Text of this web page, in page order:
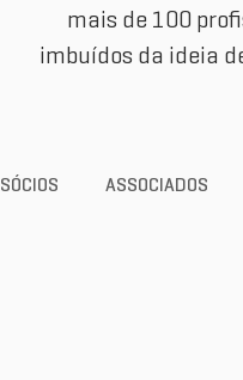
mais de 100
imbuídos da ideia
SÓCIOS ASSOCIADOS